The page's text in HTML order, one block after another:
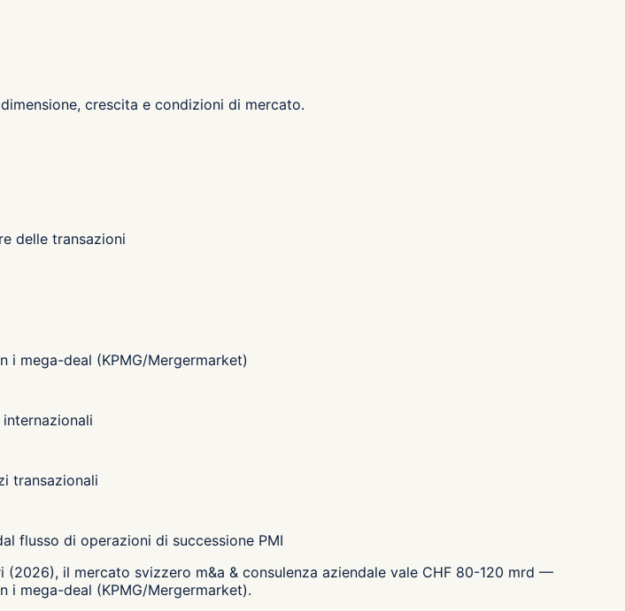
crescita e condizioni di mercato.
delle transazioni
i mega-deal (KPMG/Mergermarket)
transazionali
flusso di operazioni di successione PMI
il mercato svizzero m&a & consulenza aziendale vale CHF 80-120 mrd —
i mega-deal (KPMG/Mergermarket).